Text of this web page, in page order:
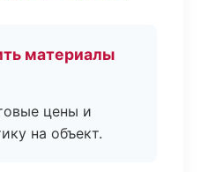
материалы
цены и
на объект.